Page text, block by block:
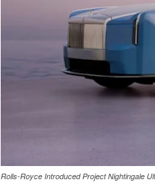
Rolls-Royce Introduced Project Nightingale